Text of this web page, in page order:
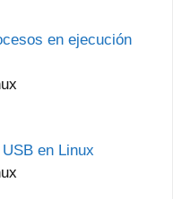
en ejecución
en Linux